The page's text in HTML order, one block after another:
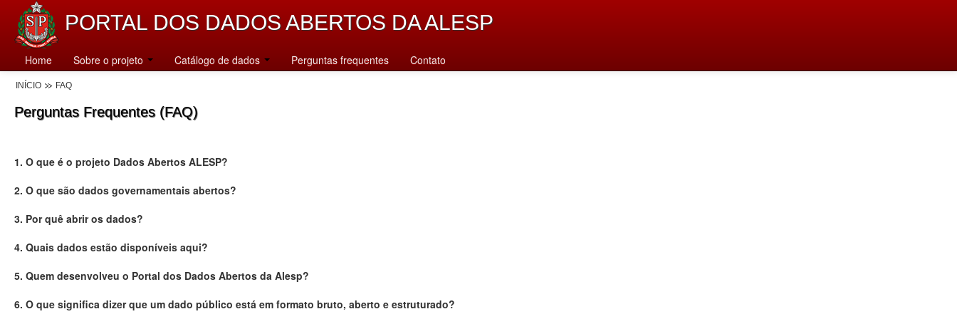
PORTAL DOS DADOS ABERTOS DA ALESP
Home Sobre o projeto Catálogo de dados Perguntas frequentes Contato
INÍCIO FAQ
Perguntas Frequentes (FAQ)
1. O que é o projeto Dados Abertos ALESP?
2. O que são dados governamentais abertos?
3. Por quê abrir os dados?
4. Quais dados estão disponíveis aqui?
5. Quem desenvolveu o Portal dos Dados Abertos da Alesp?
6. O que significa dizer que um dado público está em formato bruto, aberto e estruturado?